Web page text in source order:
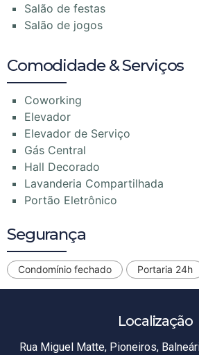
Salão de festas
Salão de jogos
Comodidade & Serviços
Coworking
Elevador
Elevador de Serviço
Gás Central
Hall Decorado
Lavanderia Compartilhada
Portão Eletrônico
Segurança
Condomínio fechado Portaria 24h
Localização
Rua Miguel Matte, Pioneiros,